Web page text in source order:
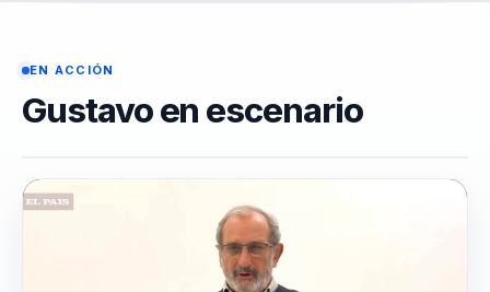
EN ACCIÓN
Gustavo en escenario